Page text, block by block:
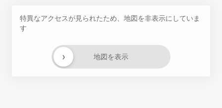
特異なアクセスが見られたため、地図を非表示にしていま
す
地図を表示
›